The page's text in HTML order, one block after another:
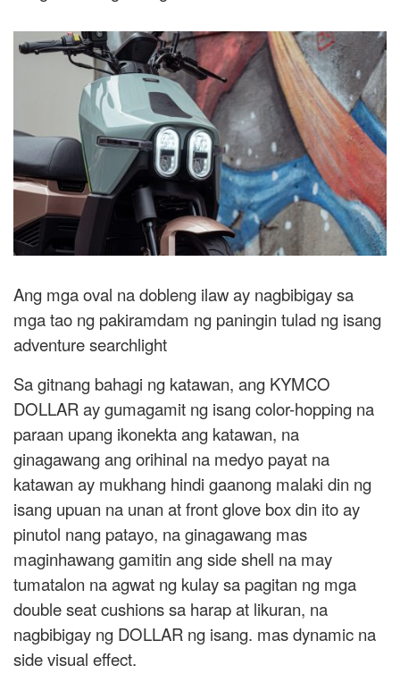
Ang mga oval na dobleng ilaw ay nagbibigay sa
mga tao ng pakiramdam ng paningin tulad ng isang
adventure searchlight
Sa gitnang bahagi ng katawan, ang KYMCO
DOLLAR ay gumagamit ng isang color-hopping na
paraan upang ikonekta ang katawan, na
ginagawang ang orihinal na medyo payat na
katawan ay mukhang hindi gaanong malaki din ng
isang upuan na unan at front glove box din ito ay
pinutol nang patayo, na ginagawang mas
maginhawang gamitin ang side shell na may
tumatalon na agwat ng kulay sa pagitan ng mga
double seat cushions sa harap at likuran, na
nagbibigay ng DOLLAR ng isang. mas dynamic na
side visual effect.